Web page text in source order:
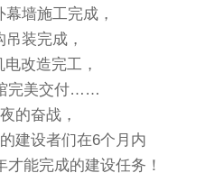
墙施工完成，
装完成，
改造完工，
完美交付……
的奋战，
设者们在6个月内
能完成的建设任务！